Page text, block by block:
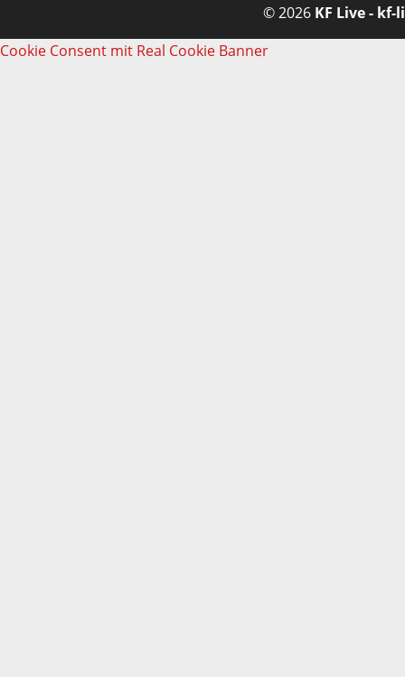
© 2026 KF Live - kf-
Cookie Consent mit Real Cookie Banner